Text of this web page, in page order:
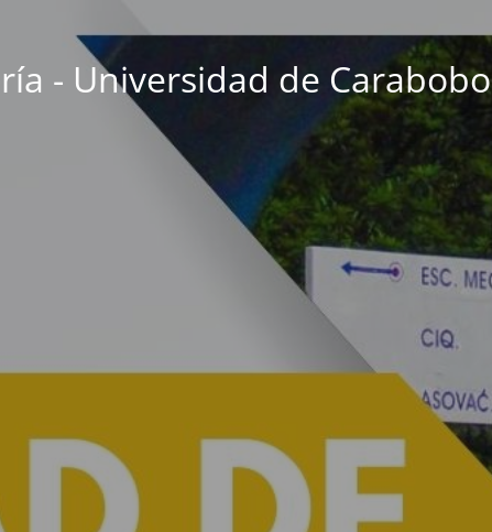
- Universidad de Carabobo